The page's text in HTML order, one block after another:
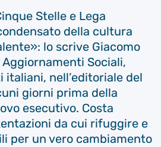
Stelle e Lega
della cultura
lo scrive Giacomo
Sociali,
italiani, nell’editoriale del
giorni prima della
esecutivo. Costa
da cui rifuggire e
per un vero cambiamento